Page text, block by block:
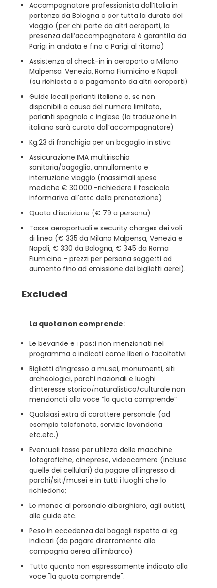
Accompagnatore professionista dall’Italia in
partenza da Bologna e per tutta la durata del
viaggio (per chi parte da altri aeroporti, la
presenza dell’accompagnatore è garantita da
Parigi in andata e fino a Parigi al ritorno)
Assistenza al check-in in aeroporto a Milano
Malpensa, Venezia, Roma Fiumicino e Napoli
(su richiesta e a pagamento da altri aeroporti)
Guide locali parlanti italiano o, se non
disponibili a causa del numero limitato,
parlanti spagnolo o inglese (la traduzione in
italiano sarà curata dall’accompagnatore)
Kg.23 di franchigia per un bagaglio in stiva
Assicurazione IMA multirischio
sanitaria/bagaglio, annullamento e
interruzione viaggio (massimali spese
mediche € 30.000 -richiedere il fascicolo
informativo all'atto della prenotazione)
Quota d’iscrizione (€ 79 a persona)
Tasse aeroportuali e security charges dei voli
di linea (€ 335 da Milano Malpensa, Venezia e
Napoli, € 330 da Bologna, € 345 da Roma
Fiumicino - prezzi per persona soggetti ad
aumento fino ad emissione dei biglietti aerei).
Excluded
La quota non comprende:
Le bevande e i pasti non menzionati nel
programma o indicati come liberi o facoltativi
Biglietti d’ingresso a musei, monumenti, siti
archeologici, parchi nazionali e luoghi
d’interesse storico/naturalistico/culturale non
menzionati alla voce “la quota comprende”
Qualsiasi extra di carattere personale (ad
esempio telefonate, servizio lavanderia
etc.etc.)
Eventuali tasse per utilizzo delle macchine
fotografiche, cineprese, videocamere (incluse
quelle dei cellulari) da pagare all'ingresso di
parchi/siti/musei e in tutti i luoghi che lo
richiedono;
Le mance al personale alberghiero, agli autisti,
alle guide etc.
Peso in eccedenza dei bagagli rispetto ai kg.
indicati (da pagare direttamente alla
compagnia aerea all'imbarco)
Tutto quanto non espressamente indicato alla
voce "la quota comprende".